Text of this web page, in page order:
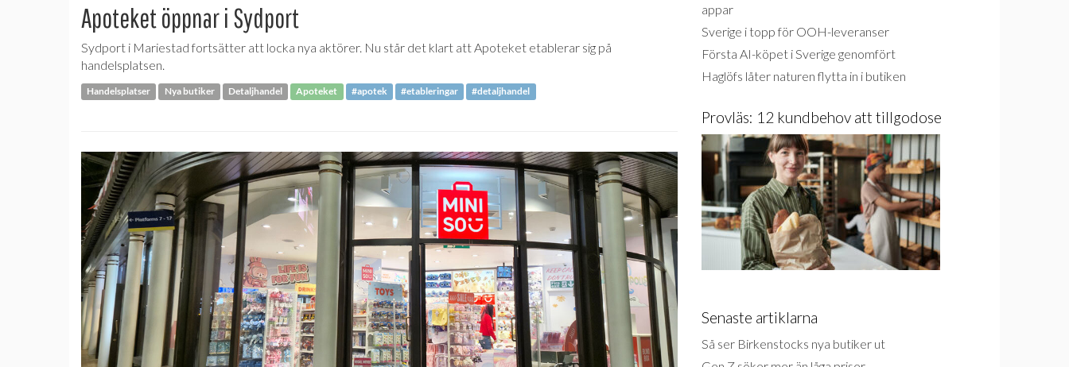
Apoteket öppnar i Sydport
Sydport i Mariestad fortsätter att locka nya aktörer. Nu står det klart att Apoteket etablerar sig på
handelsplatsen.
Handelsplatser Nya butiker Detaljhandel Apoteket #apotek #etableringar #detaljhandel
appar
Sverige i topp för OOH-leveranser
Första AI-köpet i Sverige genomfört
Haglöfs låter naturen flytta in i butiken
Provläs: 12 kundbehov att tillgodose
Senaste artiklarna
Så ser Birkenstocks nya butiker ut